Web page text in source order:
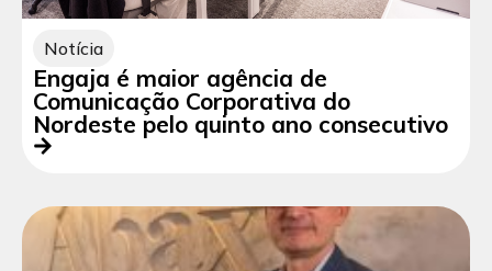
Notícia
Engaja é maior agência de
Comunicação Corporativa do
Nordeste pelo quinto ano consecutivo